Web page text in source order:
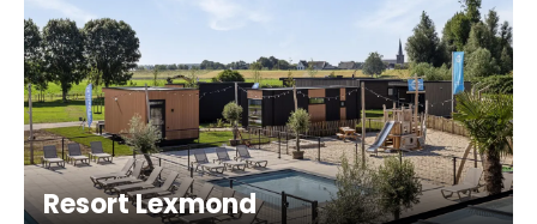
Resort Lexmond